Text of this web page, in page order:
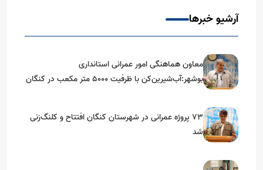
آرشیو خبرها
معاون هماهنگی امور عمرانی استانداری
بوشهر:آب‌شیرین‌کن با ظرفیت ۵۰۰۰ متر مکعب در کنگان
۷۳ پروژه عمرانی در شهرستان کنگان افتتاح و کلنگ‌زنی
شد